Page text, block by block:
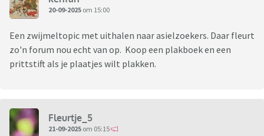
20-09-2025 om 15:00
Een zwijmeltopic met uithalen naar asielzoekers. Daar fleurt
zo'n forum nou echt van op. Koop een plakboek en een
prittstift als je plaatjes wilt plakken.
Fleurtje_5
21-09-2025 om 05:15